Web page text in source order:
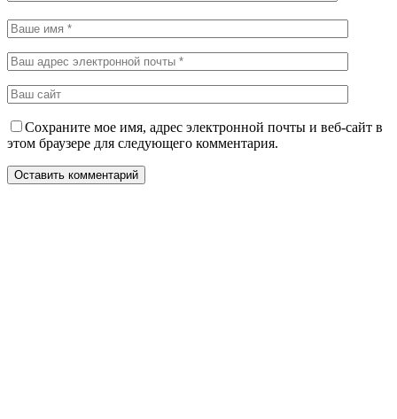
Сохраните мое имя, адрес электронной почты и веб-сайт в
этом браузере для следующего комментария.